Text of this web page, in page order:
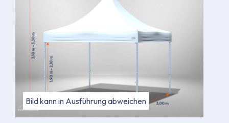
Bild kann in Ausführung abweichen